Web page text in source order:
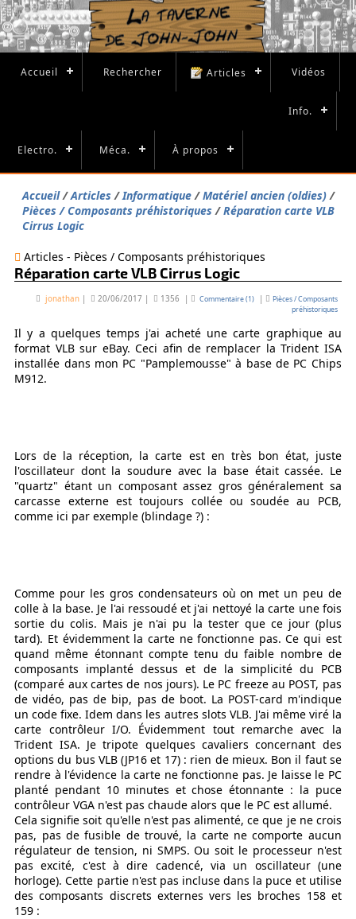
Accueil Rechercher Articles Vidéos
Info.
Electro. Méca. À propos
Accueil Articles Informatique
Matériel ancien (oldies)
Pièces / Composants préhistoriques
Réparation carte VLB
Cirrus Logic
Articles - Pièces / Composants préhistoriques
Réparation carte VLB Cirrus Logic
jonathan | 20/06/2017 | 1356 | Commentaire (1)|
Pièces / Composants
préhistoriques
Il y a quelques temps j'ai acheté une carte graphique au
format VLB sur eBay. Ceci afin de remplacer la Trident ISA
installée dans mon PC "Pamplemousse" à base de PC Chips
M912.
Lors de la réception, la carte est en très bon état, juste
l'oscillateur dont la soudure avec la base était cassée. Le
"quartz" étant un composant assez gros généralement sa
carcasse externe est toujours collée ou soudée au PCB,
comme ici par exemple (blindage ?) :
Comme pour les gros condensateurs où on met un peu de
colle à la base. Je l'ai ressoudé et j'ai nettoyé la carte une fois
sortie du colis. Mais je n'ai pu la tester que ce jour (plus
tard). Et évidemment la carte ne fonctionne pas. Ce qui est
quand même étonnant compte tenu du faible nombre de
composants implanté dessus et de la simplicité du PCB
(comparé aux cartes de nos jours). Le PC freeze au POST, pas
de vidéo, pas de bip, pas de boot. La POST-card m'indique
un code fixe. Idem dans les autres slots VLB. J'ai même viré la
carte contrôleur I/O. Évidemment tout remarche avec la
Trident ISA. Je tripote quelques cavaliers concernant des
options du bus VLB (JP16 et 17) : rien de mieux. Bon il faut se
rendre à l'évidence la carte ne fonctionne pas. Je laisse le PC
planté pendant 10 minutes et chose étonnante : la puce
contrôleur VGA n'est pas chaude alors que le PC est allumé.
Cela signifie soit qu'elle n'est pas alimenté, ce que je ne crois
pas, pas de fusible de trouvé, la carte ne comporte aucun
régulateur de tension, ni SMPS. Ou soit le processeur n'est
pas excité, c'est à dire cadencé, via un oscillateur (une
horloge). Cette partie n'est pas incluse dans la puce et utilise
des composants discrets externes vers les broches 158 et
159 :